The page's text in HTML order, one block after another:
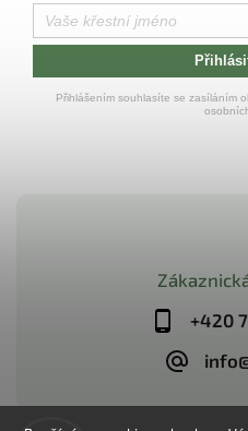
+420
Přihlášením souhlasíte se zasíláním